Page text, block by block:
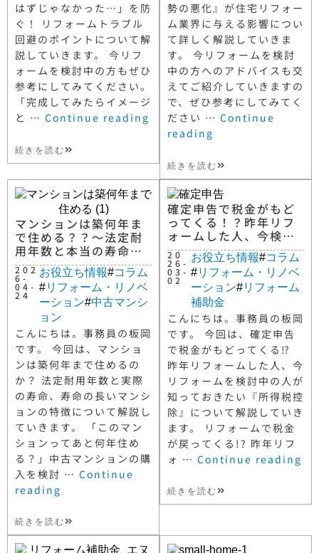
はずじゃなかった…」を防
ぐ！ リフォームトラブル
回避のポイントについて解
説していきます。 今リフ
ォームを検討中の方もぜひ
参考にしてみてください。
「完成してみたらイメージ
と … Continue reading
続きを読む
勢の悪化』が住宅リフォー
ム業界に与える影響につい
て詳しく解説していきま
す。 今リフォームを検討
中の方へのアドバイスも交
えてご紹介していきますの
で、ぜひ参考にしてみてく
ださい … Continue
reading
続きを読む
マンションは築何年ま
で住める？？～法定耐
用年数と本当の寿命の
違いを知る～
202
6-
04-
24
お役立ち情報#コラム
#リフォーム・リノベ
ーション#中古マンシ
ョン
こんにちは。事務員の板岡
です。 今回は、マンショ
ンは築何年まで住めるの
か？ 法定耐用年数と実際
の寿命、寿命の長いマンシ
ョンの特徴について解説し
ていきます。 「このマン
ションってあと何年住め
る？」中古マンションの購
入を検討 … Continue
reading
続きを読む
確定申告で税金がもど
ってくる！？昨年リフ
ォームした人、今検討
中の人が知っておきた
い『所得税控除』と
は？
20
26-
03-
02
お役立ち情報#コラム
#リフォーム・リノベ
ーション#リフォーム
補助金
こんにちは。事務員の板岡
です。 今回は、確定申告
で税金がもどってくる⁉
昨年リフォームした人、今
リフォームを検討中の人が
知っておきたい『所得税控
除』について解説していき
ます。 リフォームで税金
が戻ってくる!? 昨年リフ
ォ … Continue reading
続きを読む